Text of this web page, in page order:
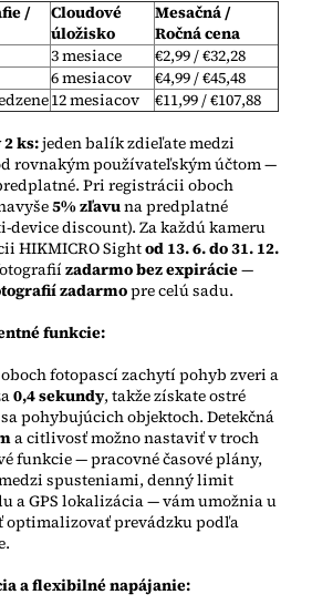
/
Cloudové
úložisko
Mesačná /
Ročná cena
3 mesiace
€2,99 / €32,28
6 mesiacov
€4,99 / €45,48
12 mesiacov
€11,99 / €107,88
ks:jeden balík zdieľate medzi
rovnakým používateľským účtom —
Pri registrácii oboch
5% zľavuna predplatné
device discount). Za každú kameru
HIKMICRO Sightod 13. 6. do 31. 12.
zadarmo bez expirácie—
zadarmopre celú sadu.
funkcie:
fotopascí zachytí pohyb zveri a
0,4 sekundy, takže získate ostré
pohybujúcich objektoch. Detekčná
a citlivosť možno nastaviť v troch
funkcie — pracovné časové plány,
spusteniami, denný limit
a GPS lokalizácia — vám umožnia u
optimalizovať prevádzku podľa
a flexibilné napájanie: